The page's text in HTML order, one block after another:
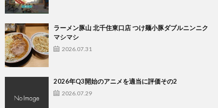
ラーメン豚山 北千住東口店 つけ麺小豚ダブルニンニク
マシマシ
2026.07.31
2026年Q3開始のアニメを適当に評価その2
2026.07.29